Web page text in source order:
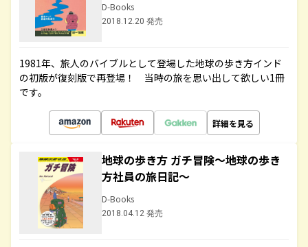
D-Books
2018.12.20 発売
1981年、旅人のバイブルとして登場した地球の歩き方インド
の初版が復刻版で再登場！ 当時の旅を思い出して欲しい1冊
です。
詳細を見る
地球の歩き方 ガチ冒険～地球の歩き
方社員の旅日記～
D-Books
2018.04.12 発売